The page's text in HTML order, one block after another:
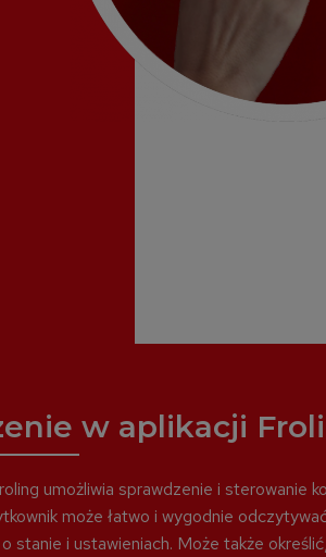
w aplikacji
umożliwia sprawdzenie i sterowanie
może łatwo i wygodnie
stanie i ustawieniach. Może także